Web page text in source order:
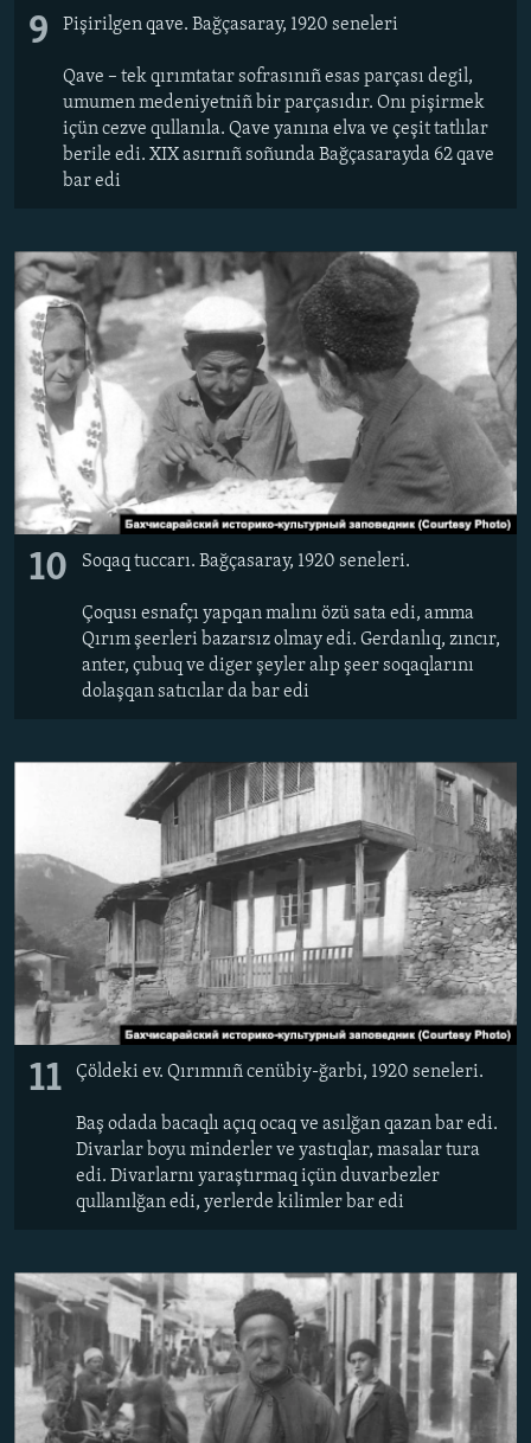
9 Pişirilgen qave. Bağçasaray, 1920 seneleri
Qave – tek qırımtatar sofrasınıñ esas parçası degil,
umumen medeniyetniñ bir parçasıdır. Onı pişirmek
içün cezve qullanıla. Qave yanına elva ve çeşit tatlılar
berile edi. XIX asırnıñ soñunda Bağçasarayda 62 qave
bar edi
10 Soqaq tuccarı. Bağçasaray, 1920 seneleri.
Çoqusı esnafçı yapqan malını özü sata edi, amma
Qırım şeerleri bazarsız olmay edi. Gerdanlıq, zıncır,
anter, çubuq ve diger şeyler alıp şeer soqaqlarını
dolaşqan satıcılar da bar edi
11 Çöldeki ev. Qırımnıñ cenübiy-ğarbi, 1920 seneleri.
Baş odada bacaqlı açıq ocaq ve asılğan qazan bar edi.
Divarlar boyu minderler ve yastıqlar, masalar tura
edi. Divarlarnı yaraştırmaq içün duvarbezler
qullanılğan edi, yerlerde kilimler bar edi